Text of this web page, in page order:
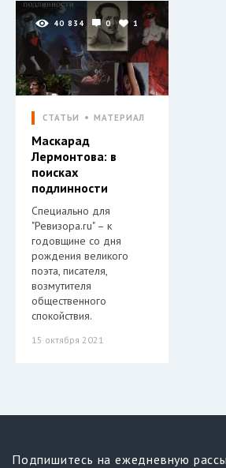
40 834 0 1
СТАТЬИ МАТЕРИАЛ
Маскарад
Лермонтова: в
поисках
подлинности
Специально для
"Ревизора.ru" – к
годовщине со дня
рождения великого
поэта, писателя,
возмутителя
общественного
спокойствия.
15 октября 2021
Подпишитесь на ежедневную